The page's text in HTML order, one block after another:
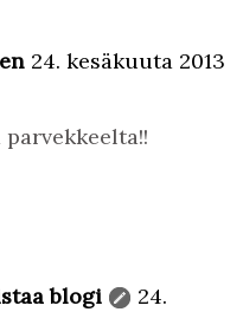
24. kesäkuuta 2013
blogi
24.